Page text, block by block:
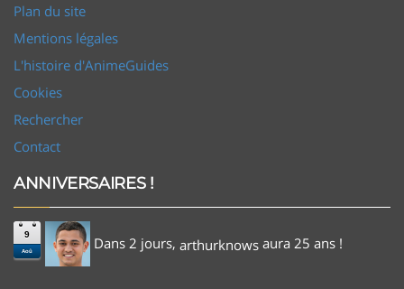
Plan du site
Mentions légales
L'histoire d'AnimeGuides
Cookies
Rechercher
Contact
ANNIVERSAIRES !
9
Aoû Dans 2 jours, arthurknows aura 25 ans !